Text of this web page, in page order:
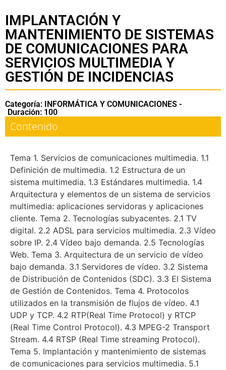
IMPLANTACIÓN Y
MANTENIMIENTO DE SISTEMAS
DE COMUNICACIONES PARA
SERVICIOS MULTIMEDIA Y
GESTIÓN DE INCIDENCIAS
Categoría: INFORMÁTICA Y COMUNICACIONES -
Duración: 100
Contenido
Tema 1. Servicios de comunicaciones multimedia. 1.1
Definición de multimedia. 1.2 Estructura de un
sistema multimedia. 1.3 Estándares multimedia. 1.4
Arquitectura y elementos de un sistema de servicios
multimedia: aplicaciones servidoras y aplicaciones
cliente. Tema 2. Tecnologías subyacentes. 2.1 TV
digital. 2.2 ADSL para servicios multimedia. 2.3 Vídeo
sobre IP. 2.4 Vídeo bajo demanda. 2.5 Tecnologías
Web. Tema 3. Arquitectura de un servicio de vídeo
bajo demanda. 3.1 Servidores de vídeo. 3.2 Sistema
de Distribución de Contenidos (SDC). 3.3 El Sistema
de Gestión de Contenidos. Tema 4. Protocolos
utilizados en la transmisión de flujos de vídeo. 4.1
UDP y TCP. 4.2 RTP(Real Time Protocol) y RTCP
(Real Time Control Protocol). 4.3 MPEG-2 Transport
Stream. 4.4 RTSP (Real Time streaming Protocol).
Tema 5. Implantación y mantenimiento de sistemas
de comunicaciones para servicios multimedia. 5.1